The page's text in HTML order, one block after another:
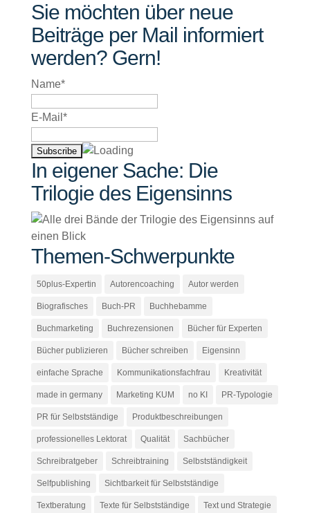
Sie möchten über neue
Beiträge per Mail informiert
werden? Gern!
Name*
E-Mail*
In eigener Sache: Die
Trilogie des Eigensinns
Themen-Schwerpunkte
50plus-Expertin Autorencoaching Autor werden
Biografisches Buch-PR Buchhebamme
Buchmarketing Buchrezensionen Bücher für Experten
Bücher publizieren Bücher schreiben Eigensinn
einfache Sprache Kommunikationsfachfrau Kreativität
made in germany Marketing KUM no KI PR-Typologie
PR für Selbstständige Produktbeschreibungen
professionelles Lektorat Qualität Sachbücher
Schreibratgeber Schreibtraining Selbstständigkeit
Selfpublishing Sichtbarkeit für Selbstständige
Textberatung Texte für Selbstständige Text und Strategie